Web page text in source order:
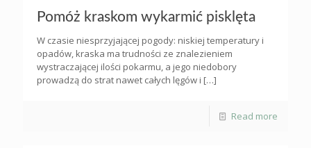
Pomóż kraskom wykarmić pisklęta
W czasie niesprzyjającej pogody: niskiej temperatury i
opadów, kraska ma trudności ze znalezieniem
wystraczającej ilości pokarmu, a jego niedobory
prowadzą do strat nawet całych lęgów i […]
Read more